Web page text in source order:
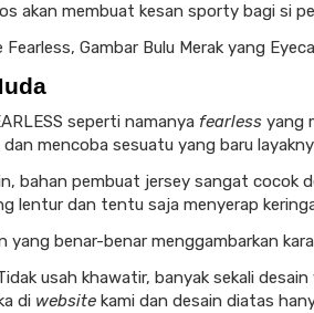
akan membuat kesan sporty bagi si
seperti namanya fearless yang
mencoba sesuatu yang baru
bahan pembuat jersey sangat cocok
lentur dan tentu saja menyerap
yang benar-benar menggambarkan
usah khawatir, banyak sekali
di website kami dan desain diatas